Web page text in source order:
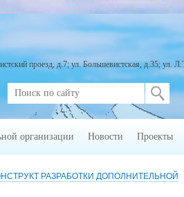
РАЗРАБОТКИ ДОПОЛНИТЕЛЬНОЙ
проезд, д.7; ул. Большевистская, д.35; ул.
организации Новости Проекты